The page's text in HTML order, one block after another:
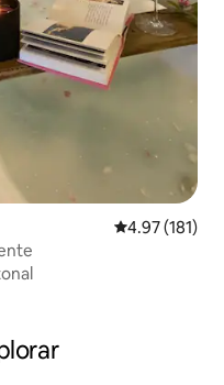
Calificación
4.97 (181)